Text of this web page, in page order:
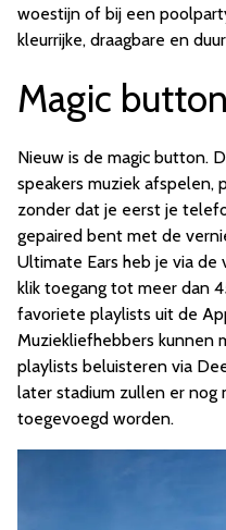
woestijn of bij een
kleurrijke, draagbare en
Magic button
Nieuw is de magic button.
speakers muziek afspelen,
zonder dat je eerst je
gepaired bent met de
Ultimate Ears heb je via
klik toegang tot meer dan
favoriete playlists uit de
Muziekliefhebbers kunnen
playlists beluisteren via
later stadium zullen er nog
toegevoegd worden.